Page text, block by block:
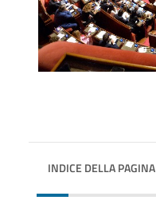
INDICE DELLA PAGINA